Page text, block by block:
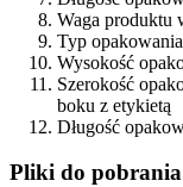
Waga produktu
Typ
Wysokość
Szerokość
boku z etykietą
Długość
Pliki do pobrania